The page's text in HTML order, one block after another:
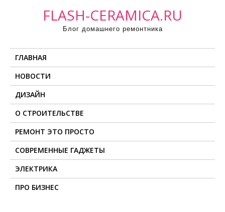
FLASH-CERAMICA.RU
Блог домашнего ремонтника
ГЛАВНАЯ
НОВОСТИ
ДИЗАЙН
О СТРОИТЕЛЬСТВЕ
РЕМОНТ ЭТО ПРОСТО
СОВРЕМЕННЫЕ ГАДЖЕТЫ
ЭЛЕКТРИКА
ПРО БИЗНЕС